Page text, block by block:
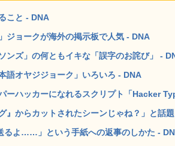
こと - DNA
ジョークが海外の掲示板で人気 - DNA
ンズ」の何ともイキな「誤字のお詫び」 -
語オヤジジョーク」いろいろ - DNA
ーハッカーになれるスクリプト「Hacker
』からカットされたシーンじゃね？」と話
るよ……」という手紙への返事のしかた -